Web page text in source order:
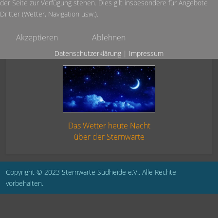
Das Wetter heute Nacht
über der Sternwarte
Copyright © 2023 Sternwarte Südheide e.V.. Alle Rechte
vorbehalten.
der Seite zur Verfügung stehen. Dies gilt insbesondere für Angebote
Dritter (Wetter, Navigation usw.).
Akzeptieren Ablehnen
Datenschutzerklärung | Impressum